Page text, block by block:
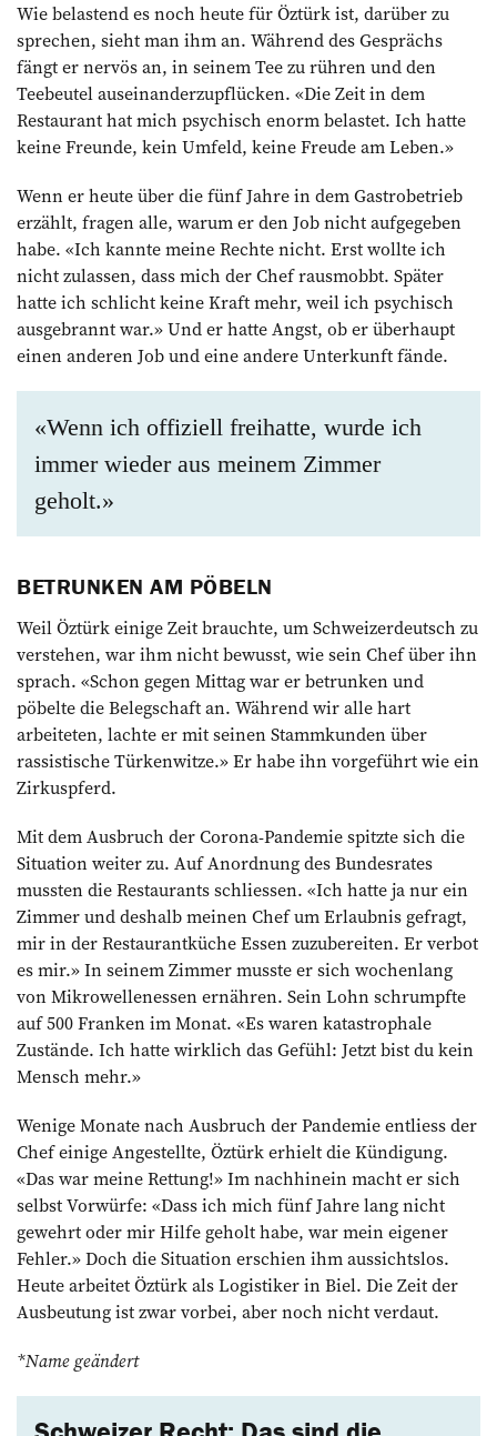
Wie belastend es noch heute für Öztürk ist, darüber zu
sprechen, sieht man ihm an. Während des Gesprächs
fängt er nervös an, in seinem Tee zu rühren und den
Teebeutel auseinanderzupflücken. «Die Zeit in dem
Restaurant hat mich psychisch enorm belastet. Ich hatte
keine Freunde, kein Umfeld, keine Freude am Leben.»
Wenn er heute über die fünf Jahre in dem Gastrobetrieb
erzählt, fragen alle, warum er den Job nicht aufgegeben
habe. «Ich kannte meine Rechte nicht. Erst wollte ich
nicht zulassen, dass mich der Chef rausmobbt. Später
hatte ich schlicht keine Kraft mehr, weil ich psychisch
ausgebrannt war.» Und er hatte Angst, ob er überhaupt
einen anderen Job und eine andere Unterkunft fände.
«Wenn ich offiziell freihatte, wurde ich
immer wieder aus meinem Zimmer
geholt.»
BETRUNKEN AM PÖBELN
Weil Öztürk einige Zeit brauchte, um Schweizerdeutsch zu
verstehen, war ihm nicht bewusst, wie sein Chef über ihn
sprach. «Schon gegen Mittag war er betrunken und
pöbelte die Belegschaft an. Während wir alle hart
arbeiteten, lachte er mit seinen Stammkunden über
rassistische Türkenwitze.» Er habe ihn vorgeführt wie ein
Zirkuspferd.
Mit dem Ausbruch der Corona-Pandemie spitzte sich die
Situation weiter zu. Auf Anordnung des Bundesrates
mussten die Restaurants schliessen. «Ich hatte ja nur ein
Zimmer und deshalb meinen Chef um Erlaubnis gefragt,
mir in der Restaurantküche Essen zuzubereiten. Er verbot
es mir.» In seinem Zimmer musste er sich wochenlang
von Mikrowellenessen ernähren. Sein Lohn schrumpfte
auf 500 Franken im Monat. «Es waren katastrophale
Zustände. Ich hatte wirklich das Gefühl: Jetzt bist du kein
Mensch mehr.»
Wenige Monate nach Ausbruch der Pandemie entliess der
Chef einige Angestellte, Öztürk erhielt die Kündigung.
«Das war meine Rettung!» Im nachhinein macht er sich
selbst Vorwürfe: «Dass ich mich fünf Jahre lang nicht
gewehrt oder mir Hilfe geholt habe, war mein eigener
Fehler.» Doch die Situation erschien ihm aussichtslos.
Heute arbeitet Öztürk als Logistiker in Biel. Die Zeit der
Ausbeutung ist zwar vorbei, aber noch nicht verdaut.
*Name geändert